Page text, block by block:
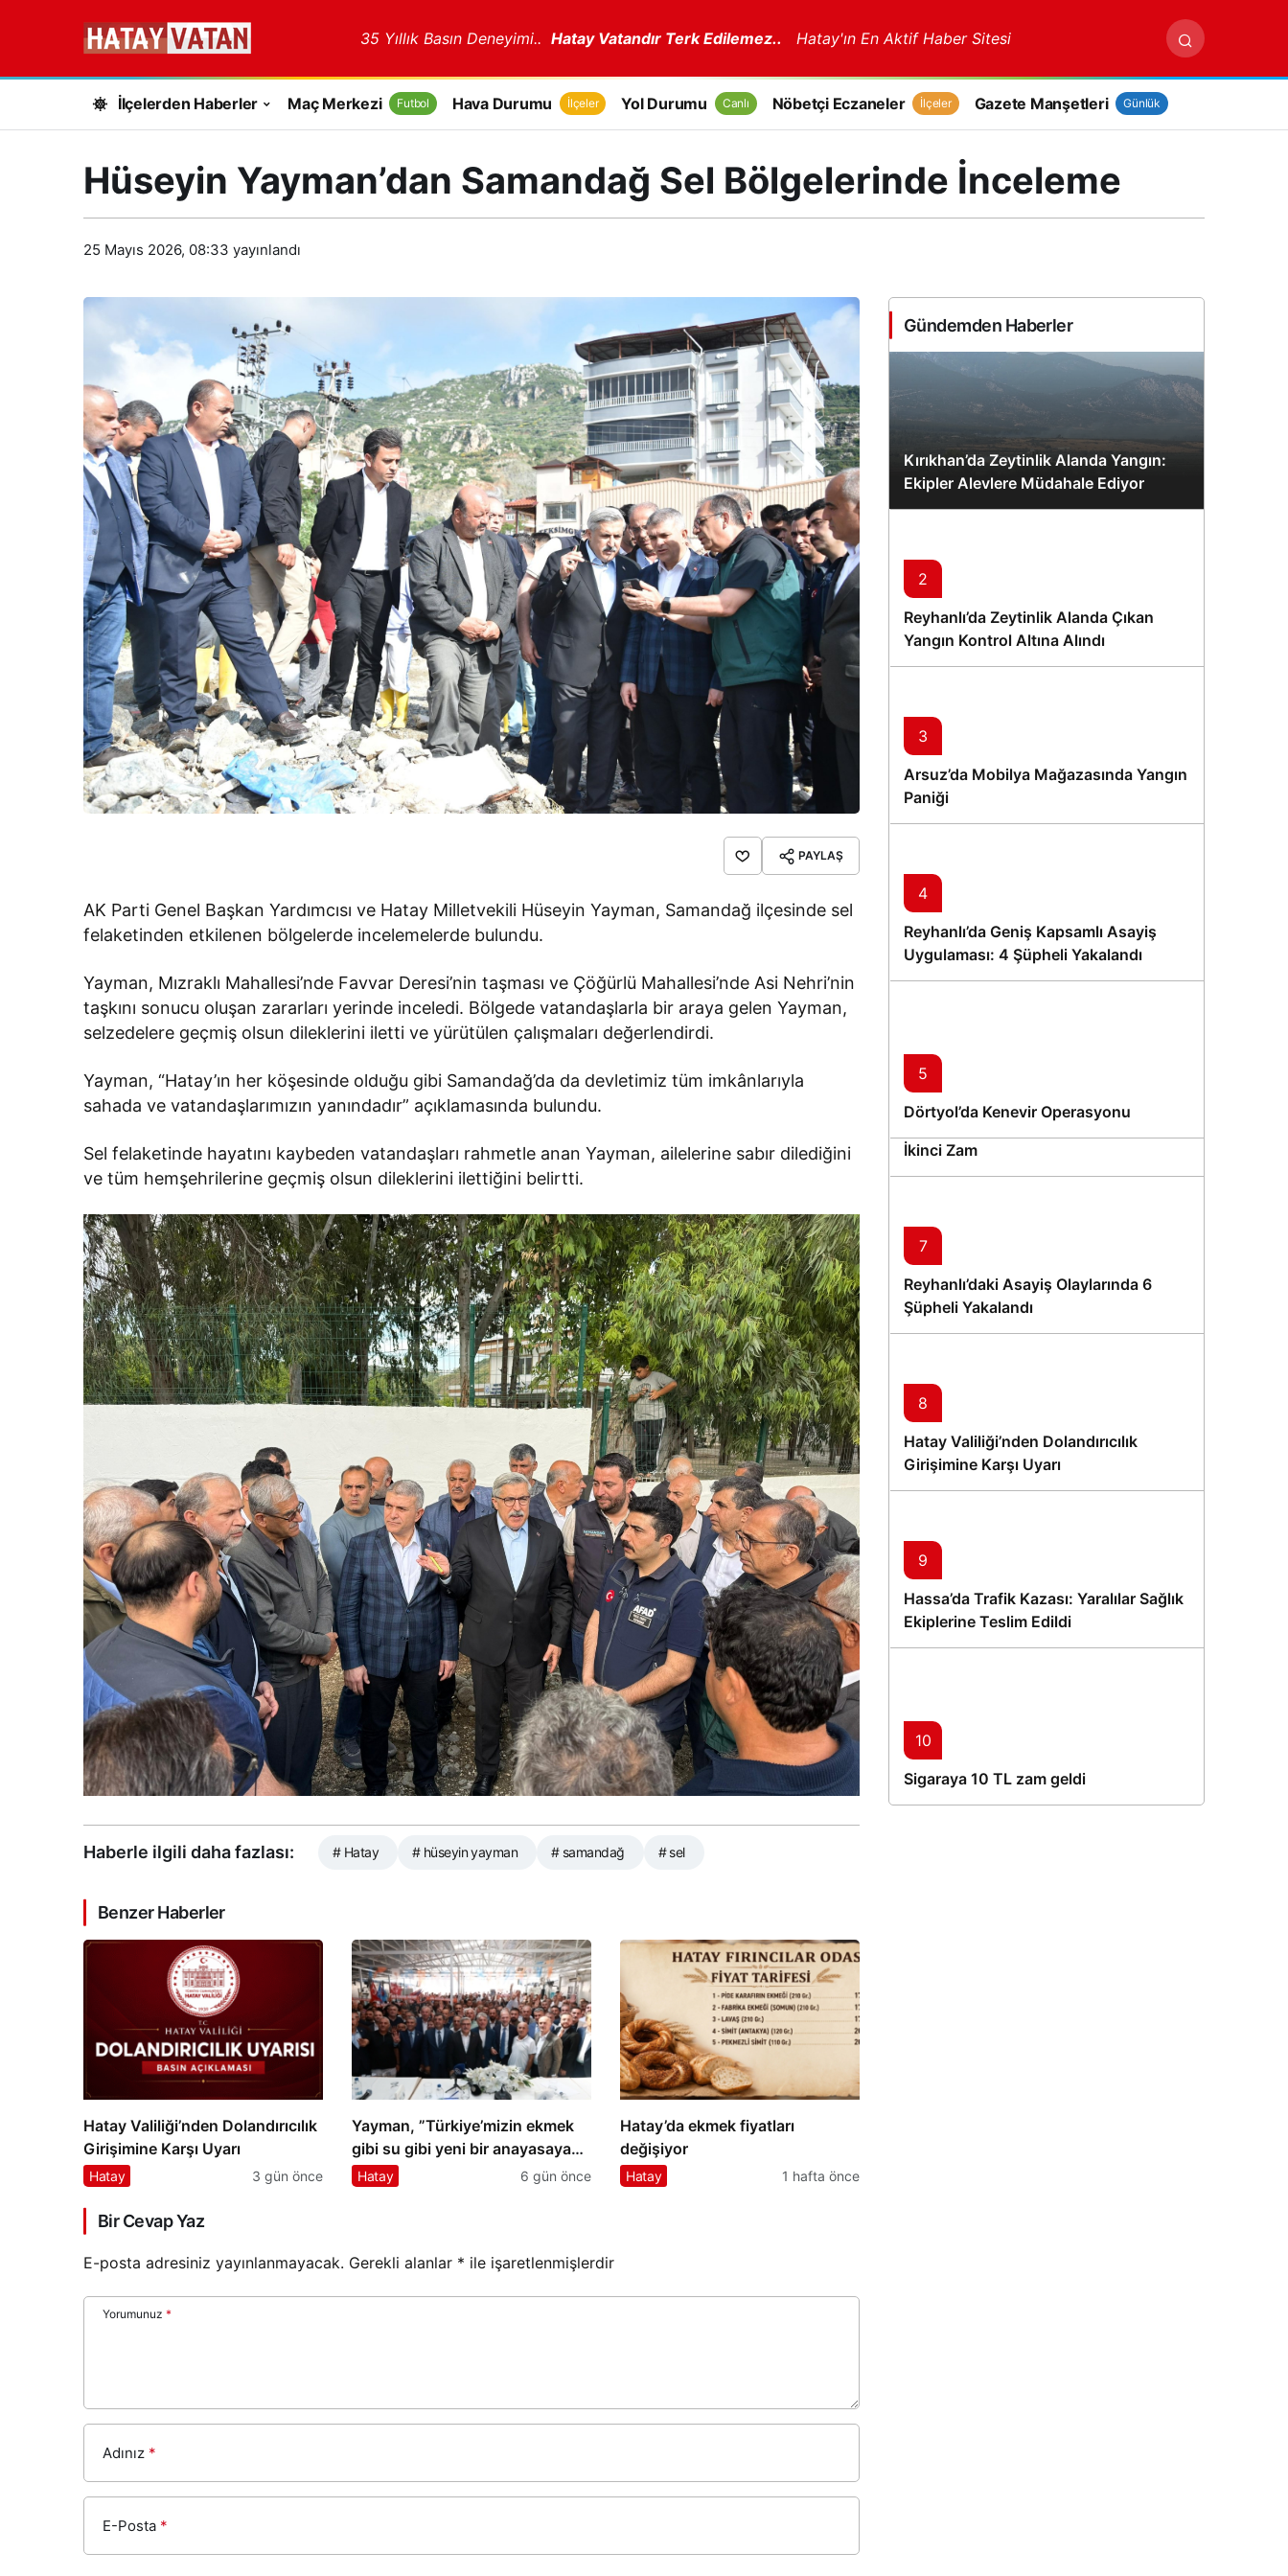
35 Yıllık Basın Deneyimi.. Hatay Vatandır Terk Edilemez.. Hatay'ın En Aktif Haber Sitesi
İlçelerden Haberler Maç Merkezi Futbol Hava Durumu İlçeler Yol Durumu Canlı Nöbetçi Eczaneler İlçeler Gazete Manşetleri Günlük
Hüseyin Yayman’dan Samandağ Sel Bölgelerinde İnceleme
25 Mayıs 2026, 08:33 yayınlandı
PAYLAŞ
AK Parti Genel Başkan Yardımcısı ve Hatay Milletvekili Hüseyin Yayman, Samandağ ilçesinde sel
felaketinden etkilenen bölgelerde incelemelerde bulundu.
Yayman, Mızraklı Mahallesi’nde Favvar Deresi’nin taşması ve Çöğürlü Mahallesi’nde Asi Nehri’nin
taşkını sonucu oluşan zararları yerinde inceledi. Bölgede vatandaşlarla bir araya gelen Yayman,
selzedelere geçmiş olsun dileklerini iletti ve yürütülen çalışmaları değerlendirdi.
Yayman, “Hatay’ın her köşesinde olduğu gibi Samandağ’da da devletimiz tüm imkânlarıyla
sahada ve vatandaşlarımızın yanındadır” açıklamasında bulundu.
Sel felaketinde hayatını kaybeden vatandaşları rahmetle anan Yayman, ailelerine sabır dilediğini
ve tüm hemşehrilerine geçmiş olsun dileklerini ilettiğini belirtti.
Haberle ilgili daha fazlası: # Hatay # hüseyin yayman # samandağ # sel
Benzer Haberler
Hatay Valiliği’nden Dolandırıcılık
Girişimine Karşı Uyarı
Hatay 3 gün önce
Yayman, ⁠”Türkiye’mizin ekmek
gibi su gibi yeni bir anayasaya
ihtiyacımız vardır.”
Hatay 6 gün önce
Hatay’da ekmek fiyatları
değişiyor
Hatay 1 hafta önce
Bir Cevap Yaz
E-posta adresiniz yayınlanmayacak. Gerekli alanlar * ile işaretlenmişlerdir
Yorumunuz *
Adınız *
E-Posta *
Gündemden Haberler
Kırıkhan’da Zeytinlik Alanda Yangın:
Ekipler Alevlere Müdahale Ediyor
2
Reyhanlı’da Zeytinlik Alanda Çıkan
Yangın Kontrol Altına Alındı
3
Arsuz’da Mobilya Mağazasında Yangın
Paniği
4
Reyhanlı’da Geniş Kapsamlı Asayiş
Uygulaması: 4 Şüpheli Yakalandı
5
Dörtyol’da Kenevir Operasyonu
6
Philip Morris Sigara Grubuna 2 Ayda
İkinci Zam
7
Reyhanlı’daki Asayiş Olaylarında 6
Şüpheli Yakalandı
8
Hatay Valiliği’nden Dolandırıcılık
Girişimine Karşı Uyarı
9
Hassa’da Trafik Kazası: Yaralılar Sağlık
Ekiplerine Teslim Edildi
10
Sigaraya 10 TL zam geldi